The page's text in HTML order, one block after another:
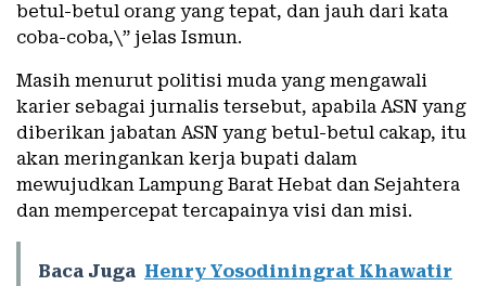
betul-betul orang yang tepat, dan jauh dari kata
coba-coba,\” jelas Ismun.
Masih menurut politisi muda yang mengawali
karier sebagai jurnalis tersebut, apabila ASN yang
diberikan jabatan ASN yang betul-betul cakap, itu
akan meringankan kerja bupati dalam
mewujudkan Lampung Barat Hebat dan Sejahtera
dan mempercepat tercapainya visi dan misi.
Baca Juga Henry Yosodiningrat Khawatir